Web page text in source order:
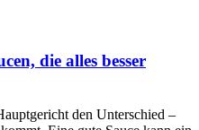
die alles besser
den Unterschied –